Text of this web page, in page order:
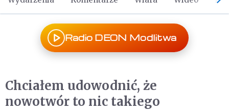
Radio DEON Modlitwa
Chciałem udowodnić, że
nowotwór to nic takiego